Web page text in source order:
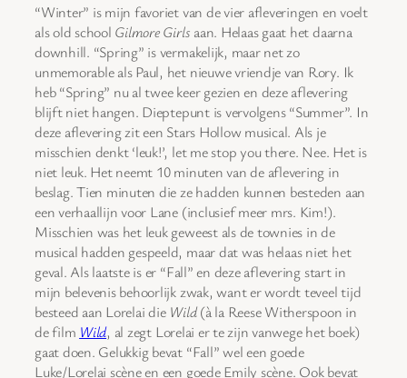
“Winter” is mijn favoriet van de vier afleveringen en voelt
als old school Gilmore Girls aan. Helaas gaat het daarna
downhill. “Spring” is vermakelijk, maar net zo
unmemorable als Paul, het nieuwe vriendje van Rory. Ik
heb “Spring” nu al twee keer gezien en deze aflevering
blijft niet hangen. Dieptepunt is vervolgens “Summer”. In
deze aflevering zit een Stars Hollow musical. Als je
misschien denkt ‘leuk!’, let me stop you there. Nee. Het is
niet leuk. Het neemt 10 minuten van de aflevering in
beslag. Tien minuten die ze hadden kunnen besteden aan
een verhaallijn voor Lane (inclusief meer mrs. Kim!).
Misschien was het leuk geweest als de townies in de
musical hadden gespeeld, maar dat was helaas niet het
geval. Als laatste is er “Fall” en deze aflevering start in
mijn belevenis behoorlijk zwak, want er wordt teveel tijd
besteed aan Lorelai die Wild(à la Reese Witherspoon in
de film Wild, al zegt Lorelai er te zijn vanwege het boek)
gaat doen. Gelukkig bevat “Fall” wel een goede
Luke/Lorelai scène en een goede Emily scène. Ook bevat